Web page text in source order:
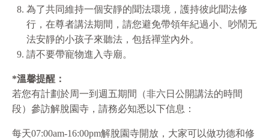
為了共同維持⼀個安靜的聞法環境，護持彼此聞法修
⾏，在尊者講法期間，請您避免帶領年紀過⼩、吵鬧⽆
法安靜的⼩孩⼦來聽法，包括禪堂內外。
請不要帶寵物進⼊寺廟。
*溫馨提醒：
若您有計劃於周⼀到週五期間（⾮六⽇公開講法的時間
段）參訪解脫園寺，請務必知悉以下信息：
每天07:00am-16:00pm解脫園寺開放，⼤家可以做功德和修